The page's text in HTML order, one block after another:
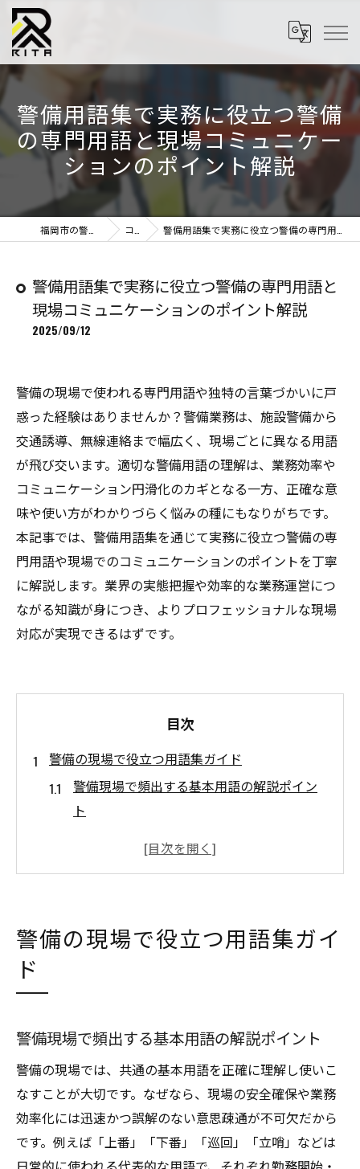
警備用語集で実務に役立つ警備
の専門用語と現場コミュニケー
ションのポイント解説
コラム 警備用語集で実務に役立つ警備の専門用語と現場コミュニケーションのポイント解説
警備用語集で実務に役立つ警備の専門用語と
現場コミュニケーションのポイント解説
2025/09/12
警備の現場で使われる専門用語や独特の言葉づかいに戸
惑った経験はありませんか？警備業務は、施設警備から
交通誘導、無線連絡まで幅広く、現場ごとに異なる用語
が飛び交います。適切な警備用語の理解は、業務効率や
コミュニケーション円滑化のカギとなる一方、正確な意
味や使い方がわかりづらく悩みの種にもなりがちです。
本記事では、警備用語集を通じて実務に役立つ警備の専
門用語や現場でのコミュニケーションのポイントを丁寧
に解説します。業界の実態把握や効率的な業務運営につ
ながる知識が身につき、よりプロフェッショナルな現場
対応が実現できるはずです。
目次
警備の現場で役立つ用語集ガイド
警備現場で頻出する基本用語の解説ポイン
ト
警備業務の流れを把握するキーワード集
る理由
警備業界で不可欠な用語習得のメリットと
は
警備知識強化で現場判断力が向上する仕組
み
警備員同士の連携に役立つ用語の活用術
警備の現場で役立つ用語集ガイ
ド
警備現場で頻出する基本用語の解説ポイント
警備の現場では、共通の基本用語を正確に理解し使いこ
なすことが大切です。なぜなら、現場の安全確保や業務
効率化には迅速かつ誤解のない意思疎通が不可欠だから
です。例えば「上番」「下番」「巡回」「立哨」などは